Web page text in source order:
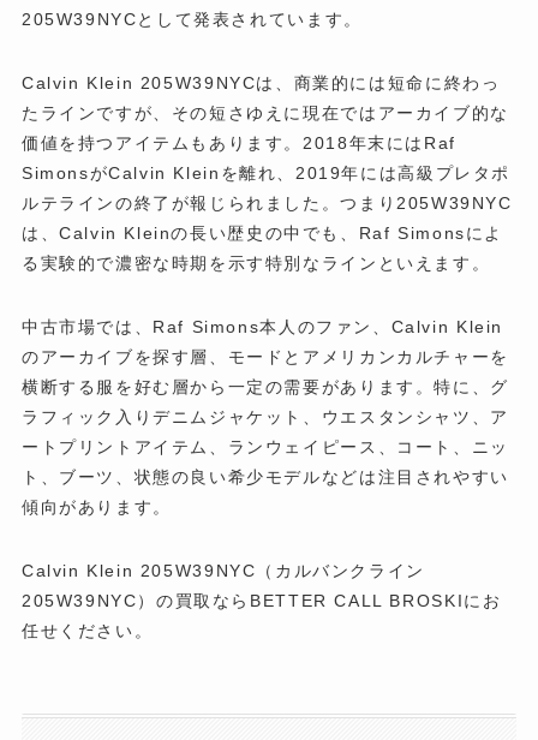
205W39NYCとして発表されています。
Calvin Klein 205W39NYCは、商業的には短命に終わっ
たラインですが、その短さゆえに現在ではアーカイブ的な
価値を持つアイテムもあります。2018年末にはRaf
SimonsがCalvin Kleinを離れ、2019年には高級プレタポ
ルテラインの終了が報じられました。つまり205W39NYC
は、Calvin Kleinの長い歴史の中でも、Raf Simonsによ
る実験的で濃密な時期を示す特別なラインといえます。
中古市場では、Raf Simons本人のファン、Calvin Klein
のアーカイブを探す層、モードとアメリカンカルチャーを
横断する服を好む層から一定の需要があります。特に、グ
ラフィック入りデニムジャケット、ウエスタンシャツ、ア
ートプリントアイテム、ランウェイピース、コート、ニッ
ト、ブーツ、状態の良い希少モデルなどは注目されやすい
傾向があります。
Calvin Klein 205W39NYC（カルバンクライン
205W39NYC）の買取ならBETTER CALL BROSKIにお
任せください。